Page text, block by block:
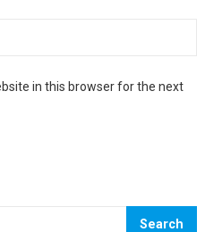
in this browser for the next
Search